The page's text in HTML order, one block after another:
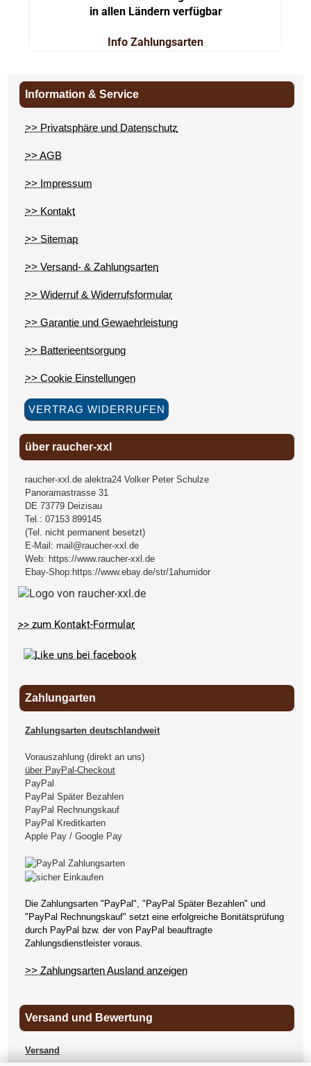
in allen Ländern verfügbar
Info Zahlungsarten
Information & Service
>> Privatsphäre und Datenschutz
>> AGB
>> Impressum
>> Kontakt
>> Sitemap
>> Versand- & Zahlungsarten
>> Widerruf & Widerrufsformular
>> Garantie und Gewaehrleistung
>> Batterieentsorgung
>> Cookie Einstellungen
VERTRAG WIDERRUFEN
über raucher-xxl
raucher-xxl.de alektra24 Volker Peter Schulze
Panoramastrasse 31
DE 73779 Deizisau
Tel.:07153 899145
(Tel. nicht permanent besetzt)
E-Mail: mail@raucher-xxl.de
Web: https://www.raucher-xxl.de
Ebay-Shop: https://www.ebay.de/str/1ahumidor
>> zum Kontakt-Formular
Zahlungarten
Zahlungsarten deutschlandweit
Vorauszahlung (direkt an uns)
über PayPal-Checkout
PayPal
PayPal Später Bezahlen
PayPal Rechnungskauf
PayPal Kreditkarten
Apple Pay / Google Pay
Die Zahlungsarten "PayPal", "PayPal Später Bezahlen" und
"PayPal Rechnungskauf" setzt eine erfolgreiche Bonitätsprüfung
durch PayPal bzw. der von PayPal beauftragte
Zahlungsdienstleister voraus.
>> Zahlungsarten Ausland anzeigen
Versand und Bewertung
Versand